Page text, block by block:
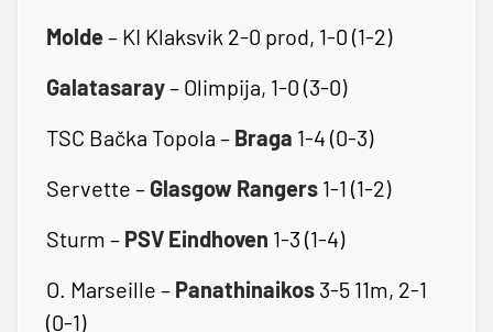
Molde– KI Klaksvik 2-0 prod, 1-0 (1-2)
Galatasaray– Olimpija, 1-0 (3-0)
TSC Bačka Topola – Braga 1-4 (0-3)
Servette – Glasgow Rangers 1-1 (1-2)
Sturm – PSV Eindhoven 1-3 (1-4)
O. Marseille – Panathinaikos 3-5 11m, 2-1
(0-1)